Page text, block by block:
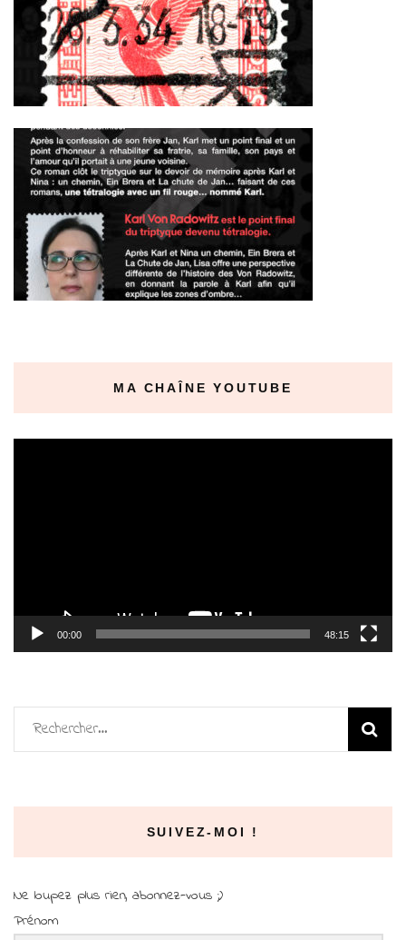
MA CHAÎNE YOUTUBE
00:00 48:15
Rechercher :
SUIVEZ-MOI !
Ne loupez plus rien, abonnez-vous ;)
Prénom